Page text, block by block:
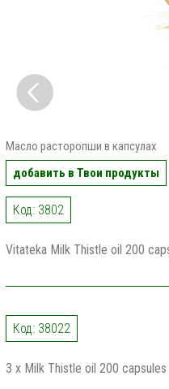
Масло расторопши в капсулах
добавить в Твои продукты
Код: 3802
Vitateka Milk Thistle oil 200
Код: 38022
3 x Milk Thistle oil 200 capsules